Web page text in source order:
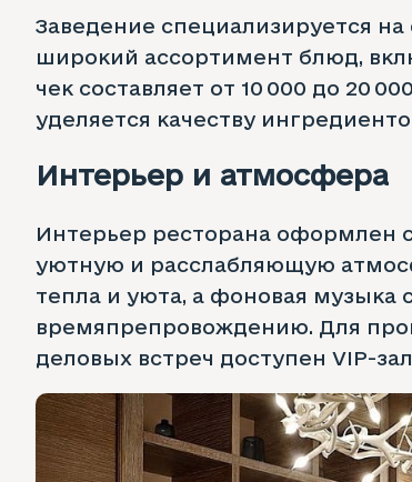
Заведение специализируется
широкий ассортимент блюд,
чек составляет от 10 000 до 20
уделяется качеству
Интерьер и атмосфера
Интерьер ресторана оформлен
уютную и расслабляющую
тепла и уюта, а фоновая музыка
времяпрепровождению. Для
деловых встреч доступен VIP-